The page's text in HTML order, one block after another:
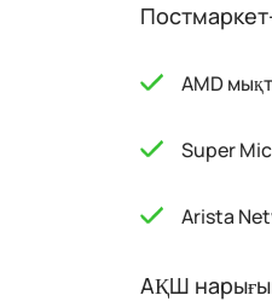
AMD
Super
Arista
АҚШ